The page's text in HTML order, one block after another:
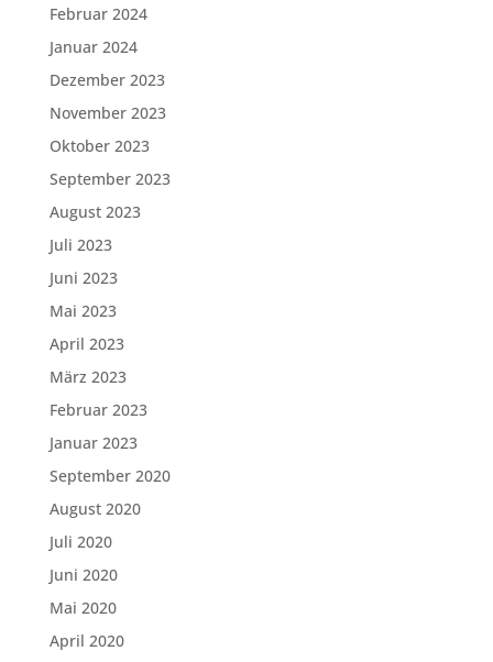
Februar 2024
Januar 2024
Dezember 2023
November 2023
Oktober 2023
September 2023
August 2023
Juli 2023
Juni 2023
Mai 2023
April 2023
März 2023
Februar 2023
Januar 2023
September 2020
August 2020
Juli 2020
Juni 2020
Mai 2020
April 2020